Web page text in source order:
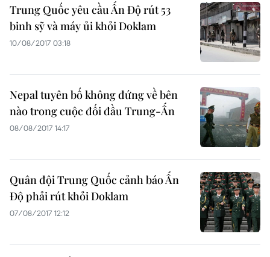
Trung Quốc yêu cầu Ấn Độ rút 53
binh sỹ và máy ủi khỏi Doklam
10/08/2017 03:18
Nepal tuyên bố không đứng về bên
nào trong cuộc đối đầu Trung-Ấn
08/08/2017 14:17
Quân đội Trung Quốc cảnh báo Ấn
Độ phải rút khỏi Doklam
07/08/2017 12:12